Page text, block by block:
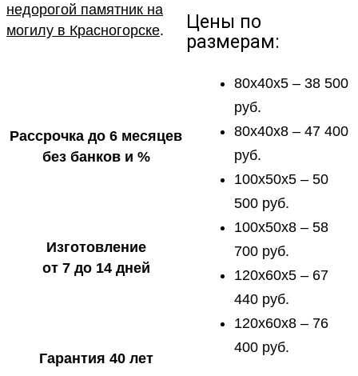
Цены по
размерам:
80х40х5 – 38 500
руб.
80х40х8 – 47 400
руб.
100х50х5 – 50
500 руб.
100х50х8 – 58
700 руб.
120х60х5 – 67
440 руб.
120х60х8 – 76
400 руб.
недорогой памятник на
могилу в Красногорске.
Рассрочка до 6 месяцев
без банков и %
Изготовление
от 7 до 14 дней
Гарантия 40 лет